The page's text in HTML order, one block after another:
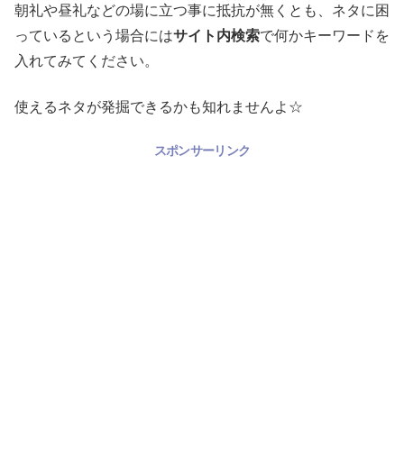
朝礼や昼礼などの場に立つ事に抵抗が無くとも、ネタに困
っているという場合にはサイト内検索で何かキーワードを
入れてみてください。
使えるネタが発掘できるかも知れませんよ☆
スポンサーリンク